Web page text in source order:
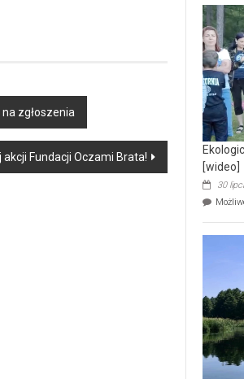
zgłoszenia
akcji Fundacji Oczami Brata!
[wideo]
30